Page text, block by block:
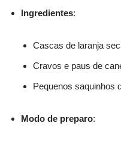
Ingredientes:
Cascas de laranja
Cravos e paus de
Pequenos saquinhos
Modo de preparo: